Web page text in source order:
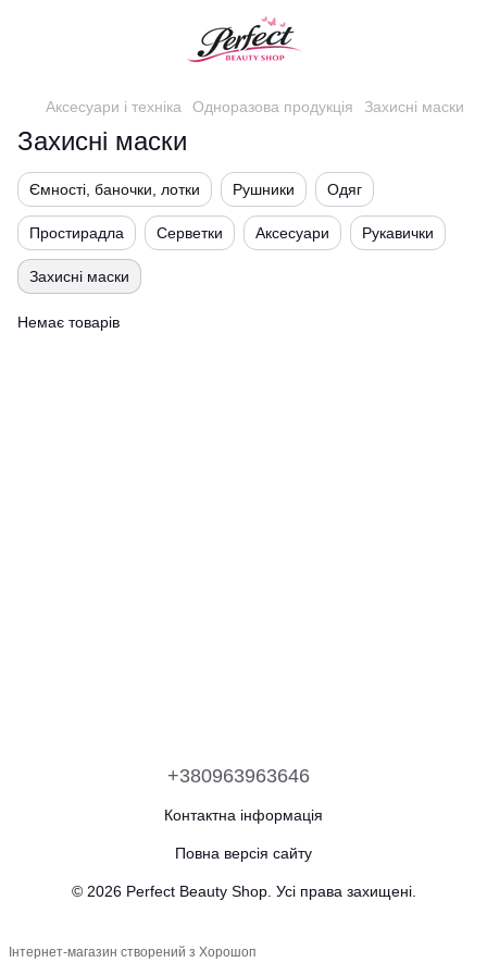
Аксесуари і техніка Одноразова продукція Захисні маски
Захисні маски
Ємності, баночки, лотки Рушники Одяг
Простирадла Серветки Аксесуари Рукавички
Захисні маски
Немає товарів
+380963963646
Контактна інформація
Повна версія сайту
© 2026 Perfect Beauty Shop. Усі права захищені.
Інтернет-магазин створений з Хорошоп